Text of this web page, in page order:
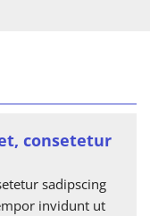
consetetur
sadipscing
invidunt ut